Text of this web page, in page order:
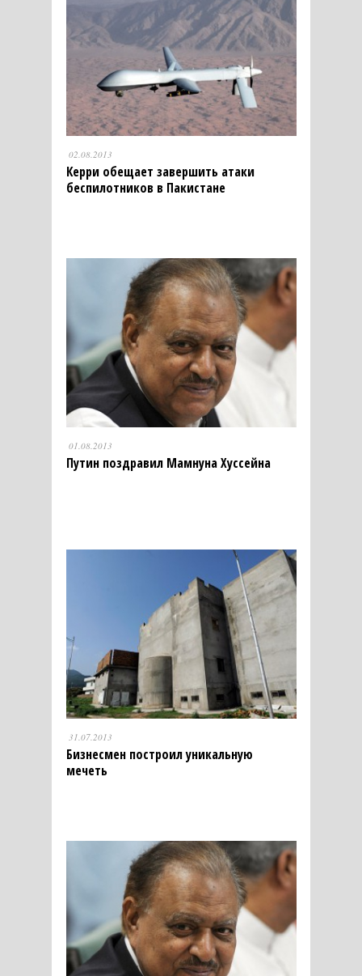
02.08.2013
Керри обещает завершить атаки
беспилотников в Пакистане
01.08.2013
Путин поздравил Мамнуна Хуссейна
31.07.2013
Бизнесмен построил уникальную
мечеть